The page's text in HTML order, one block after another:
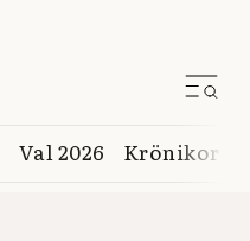
Val 2026 Krönikor